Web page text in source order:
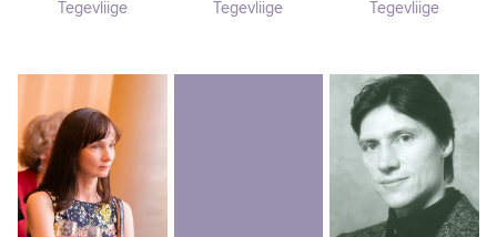
Tegevliige
Tegevliige
Tegevliige